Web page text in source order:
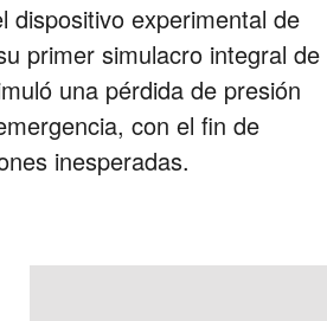
dispositivo experimental de
primer simulacro integral de
una pérdida de presión
con el fin de
inesperadas.